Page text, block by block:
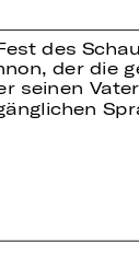
des
der die
seinen